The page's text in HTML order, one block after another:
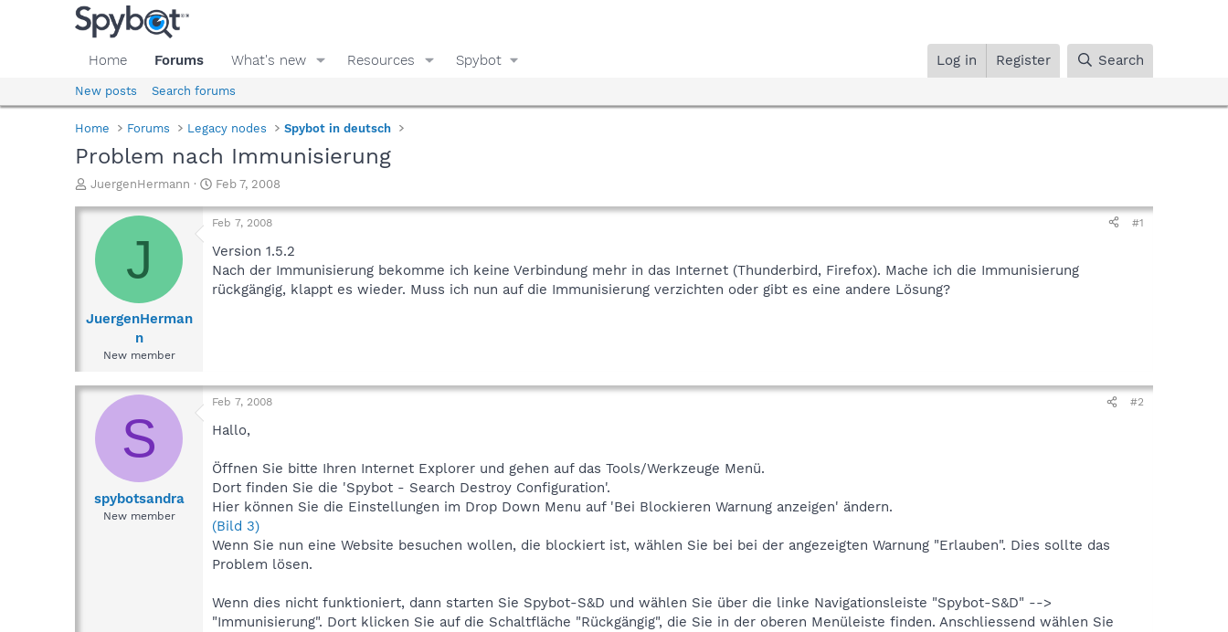
Home Forums What's new Resources Spybot Log in Register Search
New posts Search forums
Home Forums Legacy nodes Spybot in deutsch
Problem nach Immunisierung
T
r
a
d
a
JuergenHermann
S
a
t
d
a
Feb 7, 2008
J
JuergenHerman
n
New member
Feb 7, 2008 #1
Version 1.5.2
Nach der Immunisierung bekomme ich keine Verbindung mehr in das Internet (Thunderbird, Firefox). Mache ich die Immunisierung
rückgängig, klappt es wieder. Muss ich nun auf die Immunisierung verzichten oder gibt es eine andere Lösung?
S
spybotsandra
New member
Feb 7, 2008 #2
Hallo,
Öffnen Sie bitte Ihren Internet Explorer und gehen auf das Tools/Werkzeuge Menü.
Dort finden Sie die 'Spybot - Search Destroy Configuration'.
Hier können Sie die Einstellungen im Drop Down Menu auf 'Bei Blockieren Warnung anzeigen' ändern.
(Bild 3)
Wenn Sie nun eine Website besuchen wollen, die blockiert ist, wählen Sie bei bei der angezeigten Warnung "Erlauben". Dies sollte das
Problem lösen.
Wenn dies nicht funktioniert, dann starten Sie Spybot-S&D und wählen Sie über die linke Navigationsleiste "Spybot-S&D" -->
"Immunisierung". Dort klicken Sie auf die Schaltfläche "Rückgängig", die Sie in der oberen Menüleiste finden. Anschliessend wählen Sie